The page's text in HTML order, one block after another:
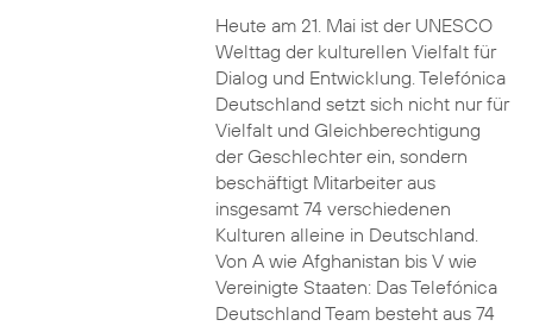
Heute am 21. Mai ist der UNESCO
Welttag der kulturellen Vielfalt für
Dialog und Entwicklung. Telefónica
Deutschland setzt sich nicht nur für
Vielfalt und Gleichberechtigung
der Geschlechter ein, sondern
beschäftigt Mitarbeiter aus
insgesamt 74 verschiedenen
Kulturen alleine in Deutschland.
Von A wie Afghanistan bis V wie
Vereinigte Staaten: Das Telefónica
Deutschland Team besteht aus 74